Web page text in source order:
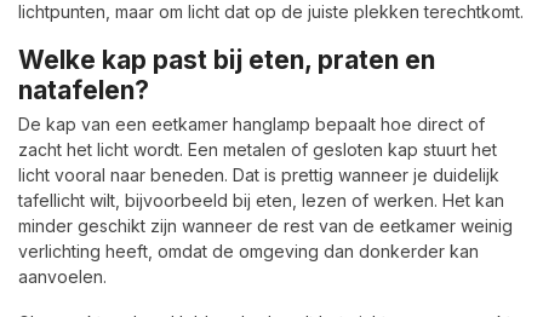
lichtpunten, maar om licht dat op de juiste plekken terechtkomt.
Welke kap past bij eten, praten en
natafelen?
De kap van een eetkamer hanglamp bepaalt hoe direct of
zacht het licht wordt. Een metalen of gesloten kap stuurt het
licht vooral naar beneden. Dat is prettig wanneer je duidelijk
tafellicht wilt, bijvoorbeeld bij eten, lezen of werken. Het kan
minder geschikt zijn wanneer de rest van de eetkamer weinig
verlichting heeft, omdat de omgeving dan donkerder kan
aanvoelen.